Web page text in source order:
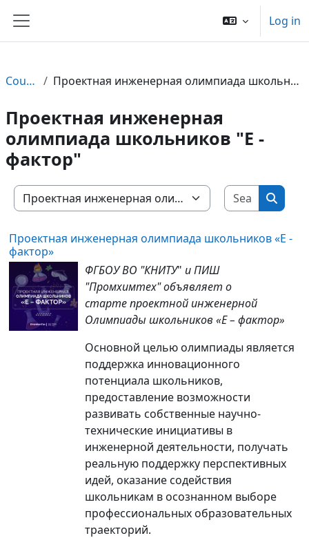
Side panel
Log in
Courses Проектная инженерная олимпиада школьников "Е - фактор"
Проектная инженерная
олимпиада школьников "Е -
фактор"
Course categories
Search
Проектная инженерная олимпиада школьников «Е -
фактор»
ФГБОУ ВО "КНИТУ" иПИШ
"Промхимтех"объявляет о
стартепроектной инженерной
Олимпиады школьников «Е – фактор»
Основной целью олимпиады является
поддержка инновационного
потенциала школьников,
предоставление возможности
развивать собственные научно-
технические инициативы в
инженерной деятельности, получать
реальную поддержку перспективных
идей, оказание содействия
школьникам в осознанном выборе
профессиональных образовательных
траекторий.